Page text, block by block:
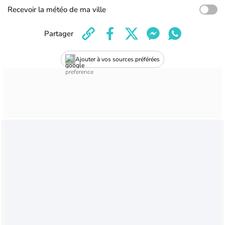
Recevoir la météo de ma ville
Ajouter à vos sources préférées
Partager